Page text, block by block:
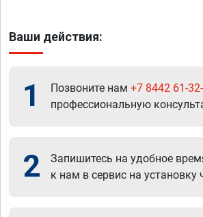
Ваши действия:
1 Позвоните нам +7 8442 61-
профессиональную
2
Запишитесь на удобное
к нам в сервис на установку